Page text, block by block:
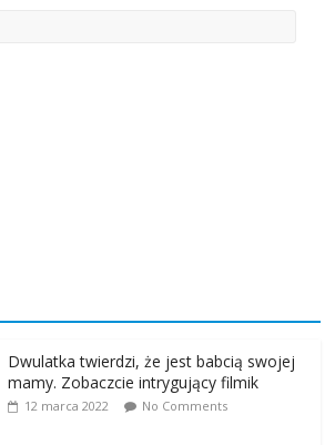
Dwulatka twierdzi, że jest babcią swojej
mamy. Zobaczcie intrygujący filmik
12 marca 2022 No Comments